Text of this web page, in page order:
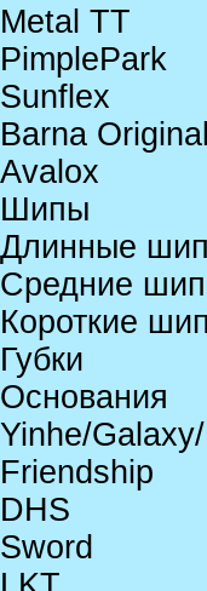
Metal TT
PimplePark
Sunflex
Barna Original
Avalox
Шипы
Длинные
Средние
Короткие
Губки
Основания
Yinhe/
Friendship
DHS
Sword